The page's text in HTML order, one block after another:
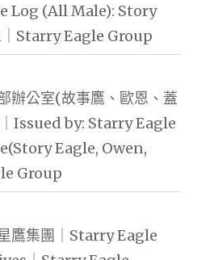
Log (All Male): Story
Starry Eagle Group
辦公室(故事鷹、歐恩、蓋
Issued by: Starry Eagle
Eagle, Owen,
Group
鷹集團｜Starry Eagle